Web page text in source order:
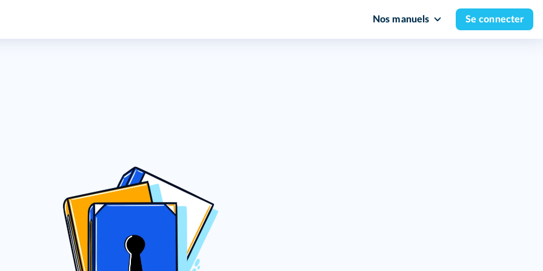
Nos manuels Se connecter